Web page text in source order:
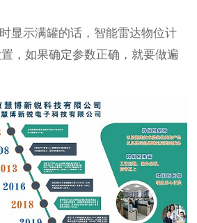
显示满罐的话，智能雷达物位计
，如果确定参数正确，就要做遍